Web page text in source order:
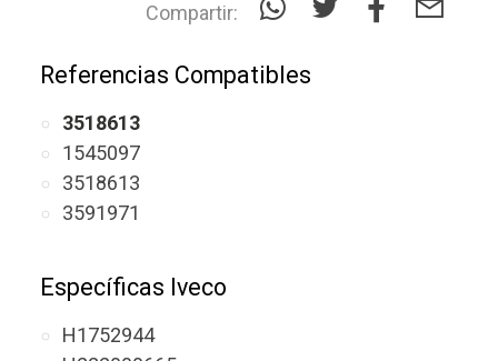
Compartir:
Referencias Compatibles
3518613
1545097
3518613
3591971
Específicas Iveco
H1752944